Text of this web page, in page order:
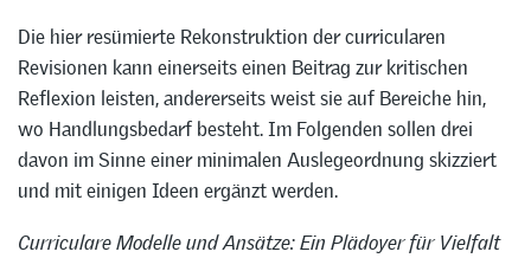
Die hier resümierte Rekonstruktion der curricularen
Revisionen kann einerseits einen Beitrag zur kritischen
Reflexion leisten, andererseits weist sie auf Bereiche hin,
wo Handlungsbedarf besteht. Im Folgenden sollen drei
davon im Sinne einer minimalen Auslegeordnung skizziert
und mit einigen Ideen ergänzt werden.
Curriculare Modelle und Ansätze: Ein Plädoyer für Vielfalt